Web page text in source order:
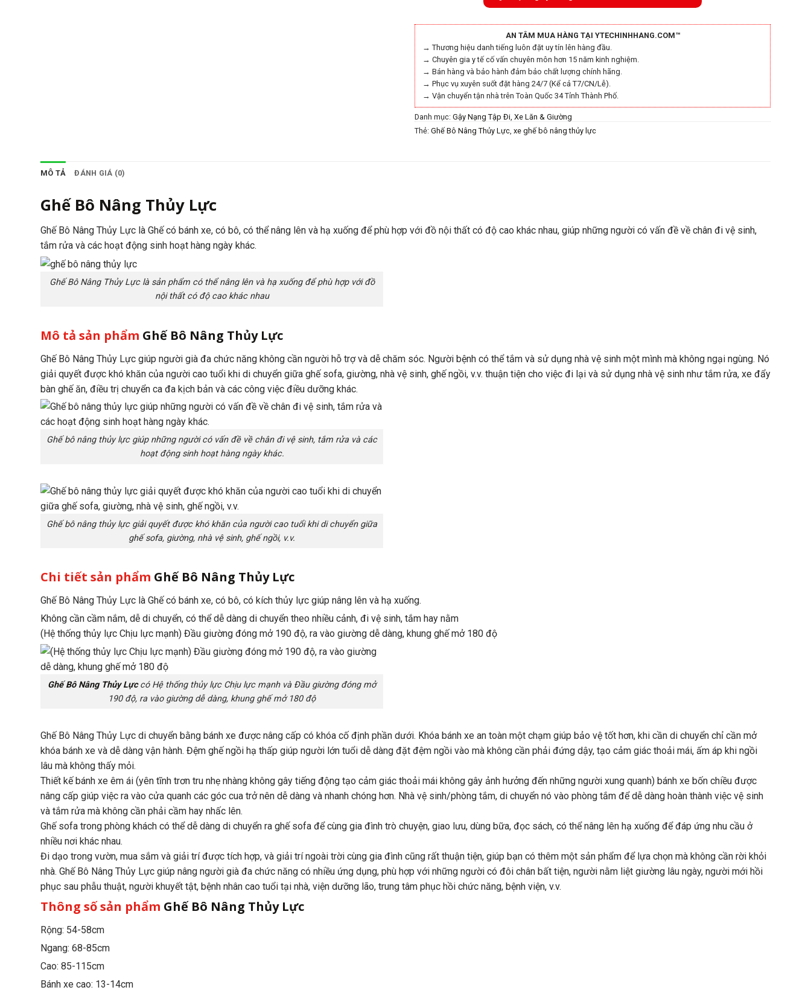
AN TÂM MUA HÀNG TẠI YTECHINHHANG.COM™
→ Thương hiệu danh tiếng luôn đặt uy tín lên hàng đầu.
→ Chuyên gia y tế cố vấn chuyên môn hơn 15 năm kinh nghiệm.
→ Bán hàng và bảo hành đảm bảo chất lượng chính hãng.
→ Phục vụ xuyên suốt đặt hàng 24/7 (Kể cả T7/CN/Lễ).
→ Vận chuyển tận nhà trên Toàn Quốc 34 Tỉnh Thành Phố.
Danh mục: Gậy Nạng Tập Đi, Xe Lăn & Giường
Thẻ: Ghế Bô Nâng Thủy Lực, xe ghế bô nâng thủy lực
MÔ TẢ ĐÁNH GIÁ (0)
Ghế Bô Nâng Thủy Lực
Ghế Bô Nâng Thủy Lực là Ghế có bánh xe, có bô, có thể nâng lên và hạ xuống để phù hợp với đồ nội thất có độ cao khác nhau, giúp những người có vấn đề về chân đi vệ sinh,
tắm rửa và các hoạt động sinh hoạt hàng ngày khác.
Ghế Bô Nâng Thủy Lực là sản phẩm có thể nâng lên và hạ xuống để phù hợp với đồ
nội thất có độ cao khác nhau
Mô tả sản phẩm Ghế Bô Nâng Thủy Lực
Ghế Bô Nâng Thủy Lực giúp người già đa chức năng không cần người hỗ trợ và dễ chăm sóc. Người bệnh có thể tắm và sử dụng nhà vệ sinh một mình mà không ngại ngùng. Nó
giải quyết được khó khăn của người cao tuổi khi di chuyển giữa ghế sofa, giường, nhà vệ sinh, ghế ngồi, v.v. thuận tiện cho việc đi lại và sử dụng nhà vệ sinh như tắm rửa, xe đẩy
bàn ghế ăn, điều trị chuyển ca đa kịch bản và các công việc điều dưỡng khác.
Ghế bô nâng thủy lực giúp những người có vấn đề về chân đi vệ sinh, tắm rửa và các
hoạt động sinh hoạt hàng ngày khác.
Ghế bô nâng thủy lực giải quyết được khó khăn của người cao tuổi khi di chuyển giữa
ghế sofa, giường, nhà vệ sinh, ghế ngồi, v.v.
Chi tiết sản phẩm Ghế Bô Nâng Thủy Lực
Ghế Bô Nâng Thủy Lực là Ghế có bánh xe, có bô, có kích thủy lực giúp nâng lên và hạ xuống.
Không cần cầm nắm, dễ di chuyển, có thể dễ dàng di chuyển theo nhiều cảnh, đi vệ sinh, tắm hay nằm
(Hệ thống thủy lực Chịu lực mạnh) Đầu giường đóng mở 190 độ, ra vào giường dễ dàng, khung ghế mở 180 độ
Ghế Bô Nâng Thủy Lựccó Hệ thống thủy lực Chịu lực mạnh và Đầu giường đóng mở
190 độ, ra vào giường dễ dàng, khung ghế mở 180 độ
Ghế Bô Nâng Thủy Lực di chuyển bằng bánh xe được nâng cấp có khóa cố định phần dưới. Khóa bánh xe an toàn một chạm giúp bảo vệ tốt hơn, khi cần di chuyển chỉ cần mở
khóa bánh xe và dễ dàng vận hành. Đệm ghế ngồi hạ thấp giúp người lớn tuổi dễ dàng đặt đệm ngồi vào mà không cần phải đứng dậy, tạo cảm giác thoải mái, ấm áp khi ngồi
lâu mà không thấy mỏi.
Thiết kế bánh xe êm ái (yên tĩnh trơn tru nhẹ nhàng không gây tiếng động tạo cảm giác thoải mái không gây ảnh hưởng đến những người xung quanh) bánh xe bốn chiều được
nâng cấp giúp việc ra vào cửa quanh các góc cua trở nên dễ dàng và nhanh chóng hơn. Nhà vệ sinh/phòng tắm, di chuyển nó vào phòng tắm để dễ dàng hoàn thành việc vệ sinh
và tắm rửa mà không cần phải cầm hay nhấc lên.
Ghế sofa trong phòng khách có thể dễ dàng di chuyển ra ghế sofa để cùng gia đình trò chuyện, giao lưu, dùng bữa, đọc sách, có thể nâng lên hạ xuống để đáp ứng nhu cầu ở
nhiều nơi khác nhau.
Đi dạo trong vườn, mua sắm và giải trí được tích hợp, và giải trí ngoài trời cùng gia đình cũng rất thuận tiện, giúp bạn có thêm một sản phẩm để lựa chọn mà không cần rời khỏi
nhà. Ghế Bô Nâng Thủy Lực giúp nâng người già đa chức năng có nhiều ứng dụng, phù hợp với những người có đôi chân bất tiện, người nằm liệt giường lâu ngày, người mới hồi
phục sau phẫu thuật, người khuyết tật, bệnh nhân cao tuổi tại nhà, viện dưỡng lão, trung tâm phục hồi chức năng, bệnh viện, v.v.
Thông số sản phẩm Ghế Bô Nâng Thủy Lực
Rộng: 54-58cm
Ngang: 68-85cm
Cao: 85-115cm
Bánh xe cao: 13-14cm